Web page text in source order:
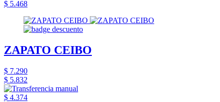
$ 5.468
ZAPATO CEIBO
$ 7.290
$ 5.832
$ 4.374